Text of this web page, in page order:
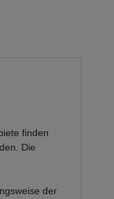
finden
Die
der